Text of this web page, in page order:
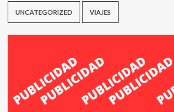
UNCATEGORIZED VIAJES